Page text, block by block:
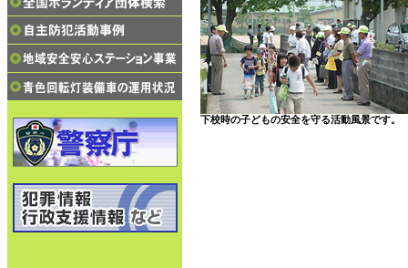
下校時の子どもの安全を守る活動風景です。